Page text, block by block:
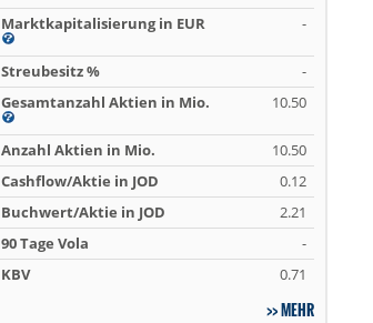
Marktkapitalisierung in EUR -
Streubesitz %
-
Gesamtanzahl Aktien in Mio.
10.50
Anzahl Aktien in Mio.
10.50
Cashflow/Aktie in JOD
0.12
Buchwert/Aktie in JOD
2.21
90 Tage Vola
-
KBV
0.71
MEHR